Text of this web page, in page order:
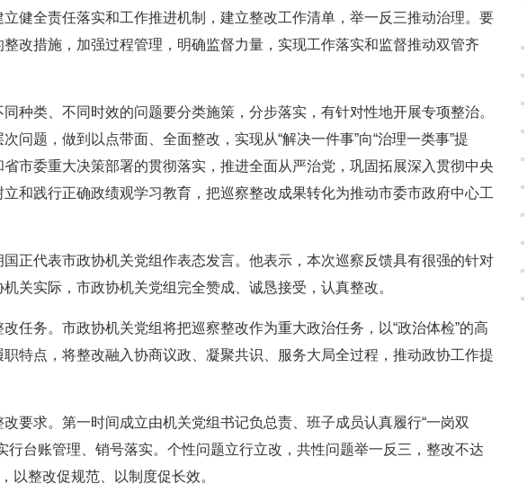
健全责任落实和工作推进机制，建立整改工作清单，举一反三推动治理。要
改措施，加强过程管理，明确监督力量，实现工作落实和监督推动双管齐
种类、不同时效的问题要分类施策，分步落实，有针对性地开展专项整治。
问题，做到以点带面、全面整改，实现从“解决一件事”向“治理一类事”提
市委重大决策部署的贯彻落实，推进全面从严治党，巩固拓展深入贯彻中央
和践行正确政绩观学习教育，把巡察整改成果转化为推动市委市政府中心工
正代表市政协机关党组作表态发言。他表示，本次巡察反馈具有很强的针对
关实际，市政协机关党组完全赞成、诚恳接受，认真整改。
任务。市政协机关党组将把巡察整改作为重大政治任务，以“政治体检”的高
特点，将整改融入协商议政、凝聚共识、服务大局全过程，推动政协工作提
要求。第一时间成立由机关党组书记负总责、班子成员认真履行“一岗双
行台账管理、销号落实。个性问题立行立改，共性问题举一反三，整改不达
以整改促规范、以制度促长效。